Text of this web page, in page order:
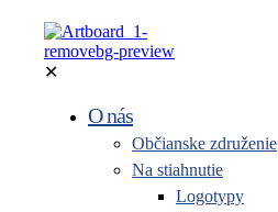
✕
O nás
Občianske združenie
Na stiahnutie
Logotypy